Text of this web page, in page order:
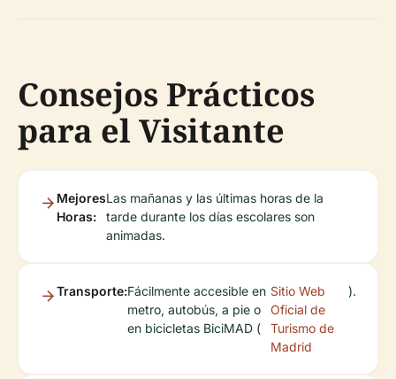
Consejos Prácticos
para el Visitante
Mejores
Horas:
Las mañanas y las últimas horas de la
tarde durante los días escolares son
animadas.
Transporte:Fácilmente accesible en
metro, autobús, a pie o
en bicicletas BiciMAD (
Sitio Web
Oficial de
Turismo de
Madrid
).